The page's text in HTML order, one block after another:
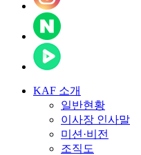
KAF 소개
일반현황
이사장 인사말
미션·비전
조직도